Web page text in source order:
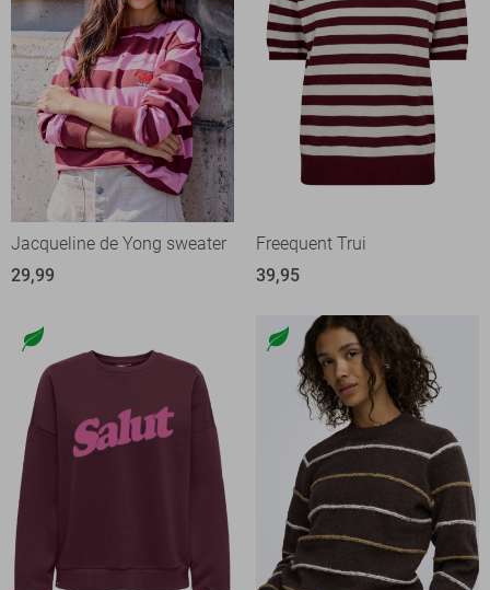
Jacqueline de Yong sweater
29,99
Freequent Trui
39,95